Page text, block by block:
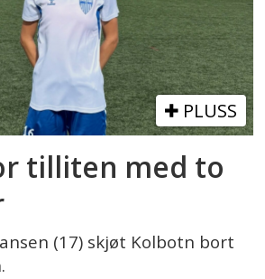
PLUSS
tilliten med to
(17) skjøt Kolbotn bort